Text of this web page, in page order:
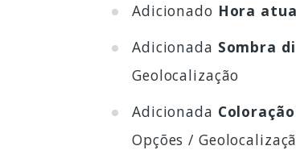
Adicionado Hora
Adicionada Sombra
Geolocalização
Adicionada
Opções /